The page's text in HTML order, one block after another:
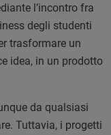
l’incontro fra
degli studenti
trasformare un
idea, in un prodotto
da qualsiasi
Tuttavia, i progetti